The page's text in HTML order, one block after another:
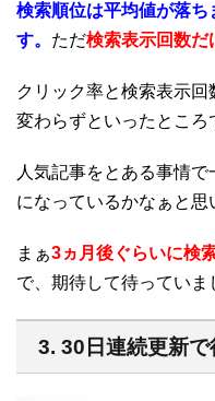
検索順位は平均値が落ち
す。 ただ検索表示回数だ
クリック率と検索表示
変わらずといったところ
人気記事をとある事情
になっているかなぁと思
まぁ3ヵ月後ぐらいに検
で、期待して待っていま
3. 30日連続更新で